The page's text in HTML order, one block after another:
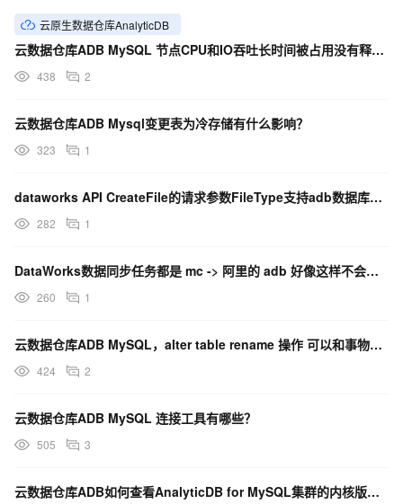
云原生数据仓库AnalyticDB
云数据仓库ADB MySQL 节点CPU和IO吞吐长时间被占用没有释放？
438 2
云数据仓库ADB Mysql变更表为冷存储有什么影响？
323 1
dataworks API CreateFile的请求参数FileType支持adb数据库吗？
282 1
DataWorks数据同步任务都是 mc -> 阿里的 adb 好像这样不会产生公网流量费用？
260 1
云数据仓库ADB MySQL，alter table rename 操作 可以和事物一起使用吗？
424 2
云数据仓库ADB MySQL 连接工具有哪些？
505 3
云数据仓库ADB如何查看AnalyticDB for MySQL集群的内核版本？